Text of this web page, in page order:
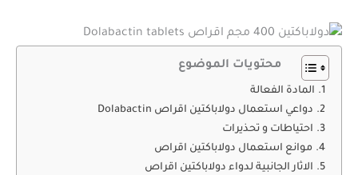
محتويات الموضوع
المادة الفعالة
دواعي استعمال دولاباكتين اقراص Dolabactin
احتياطات و تحذيرات
موانع استعمال دولاباكتين اقراص
الاثار الجانبية لدواء دولاباكتين اقراص